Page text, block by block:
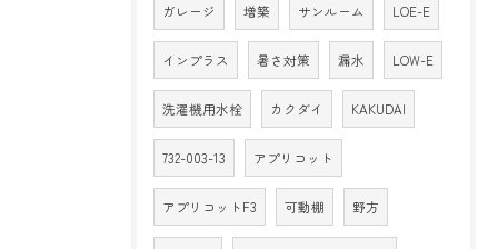
ガレージ 増築 サンルーム LOE-E
インプラス 暑さ対策 漏水 LOW-E
洗濯機用水栓 カクダイ KAKUDAI
732-003-13 アプリコット
アプリコットF3 可動棚 野方